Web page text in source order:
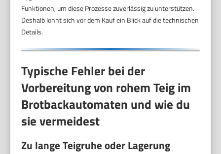
Funktionen, um diese Prozesse zuverlässig zu unterstützen.
Deshalb lohnt sich vor dem Kauf ein Blick auf die technischen
Details.
Typische Fehler bei der
Vorbereitung von rohem Teig im
Brotbackautomaten und wie du
sie vermeidest
Zu lange Teigruhe oder Lagerung